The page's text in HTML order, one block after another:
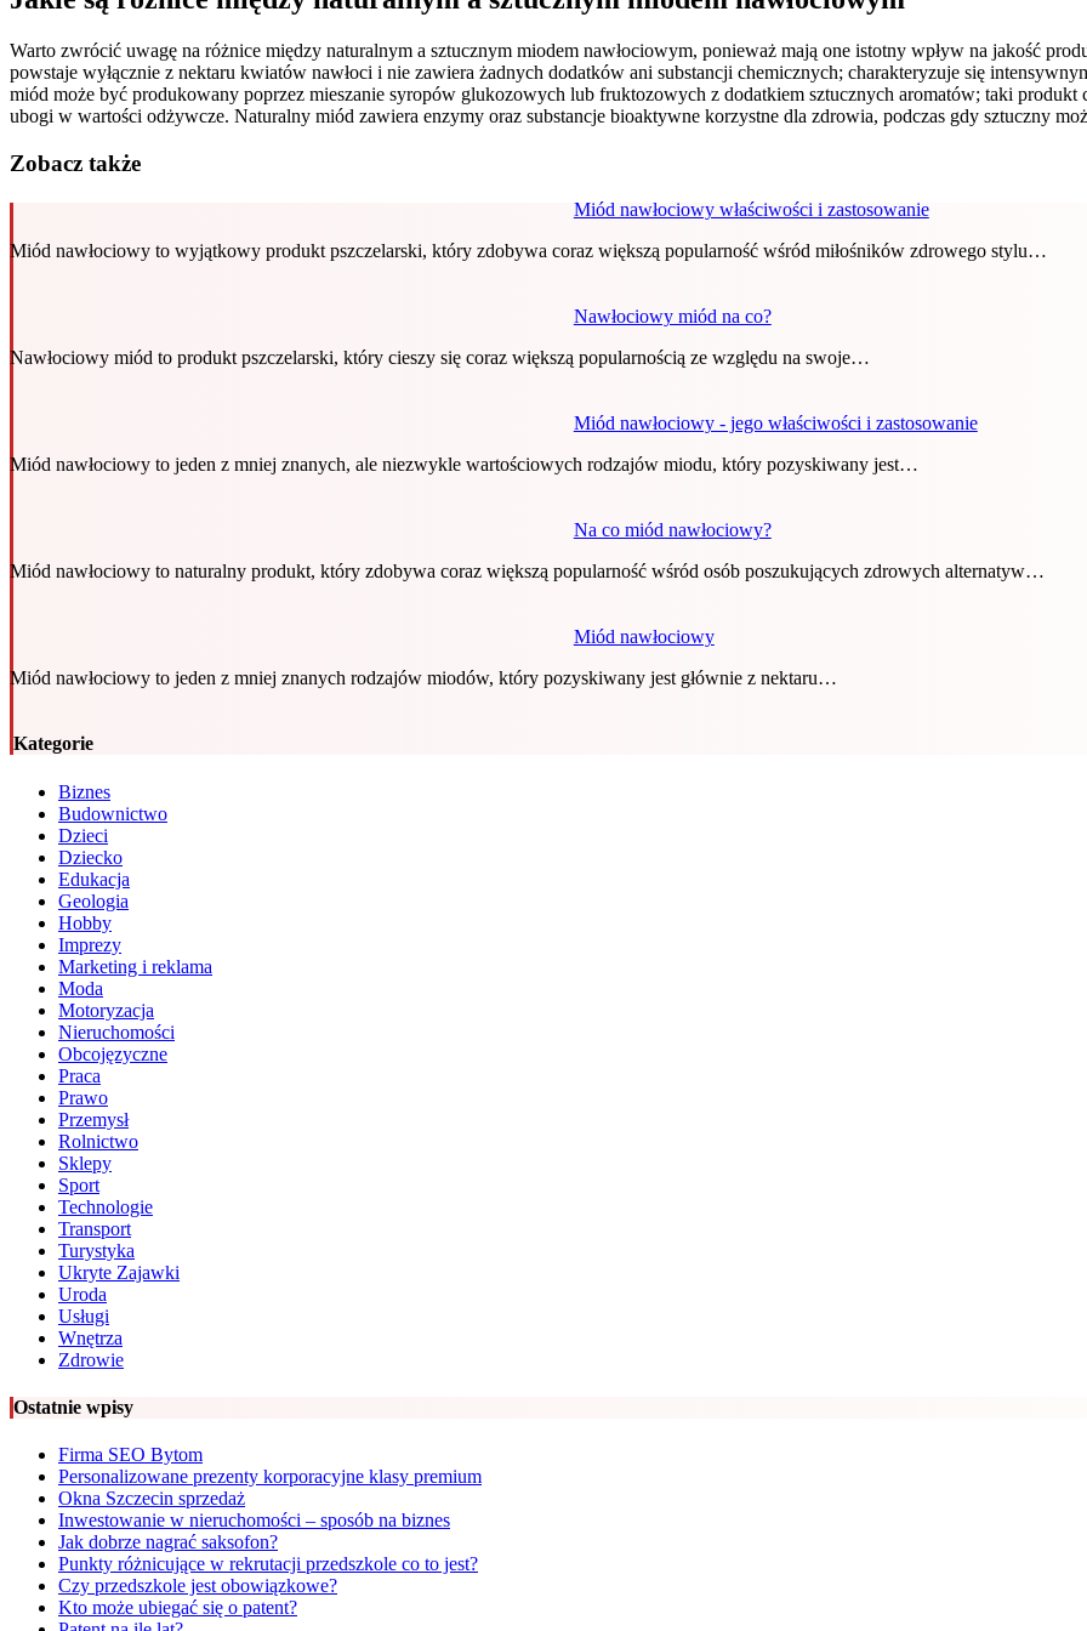
Warto zwrócić uwagę na różnice między naturalnym a sztucznym miodem nawłociowym, ponieważ mają one istotny wpływ na jakość
powstaje wyłącznie z nektaru kwiatów nawłoci i nie zawiera żadnych dodatków ani substancji chemicznych; charakteryzuje się
miód może być produkowany poprzez mieszanie syropów glukozowych lub fruktozowych z dodatkiem sztucznych aromatów; taki
ubogi w wartości odżywcze. Naturalny miód zawiera enzymy oraz substancje bioaktywne korzystne dla zdrowia, podczas gdy sztuczny
Zobacz także
Miód nawłociowy właściwości i zastosowanie
Miód nawłociowy to wyjątkowy produkt pszczelarski, który zdobywa coraz większą popularność wśród miłośników zdrowego stylu…
Nawłociowy miód na co?
Nawłociowy miód to produkt pszczelarski, który cieszy się coraz większą popularnością ze względu na swoje…
Miód nawłociowy - jego właściwości i zastosowanie
Miód nawłociowy to jeden z mniej znanych, ale niezwykle wartościowych rodzajów miodu, który pozyskiwany jest…
Na co miód nawłociowy?
Miód nawłociowy to naturalny produkt, który zdobywa coraz większą popularność wśród osób poszukujących zdrowych alternatyw…
Miód nawłociowy
Miód nawłociowy to jeden z mniej znanych rodzajów miodów, który pozyskiwany jest głównie z nektaru…
Kategorie
Biznes
Budownictwo
Dzieci
Dziecko
Edukacja
Geologia
Hobby
Imprezy
Marketing i reklama
Moda
Motoryzacja
Nieruchomości
Obcojęzyczne
Praca
Prawo
Przemysł
Rolnictwo
Sklepy
Sport
Technologie
Transport
Turystyka
Ukryte Zajawki
Uroda
Usługi
Wnętrza
Zdrowie
Ostatnie wpisy
Firma SEO Bytom
Personalizowane prezenty korporacyjne klasy premium
Okna Szczecin sprzedaż
Inwestowanie w nieruchomości – sposób na biznes
Jak dobrze nagrać saksofon?
Punkty różnicujące w rekrutacji przedszkole co to jest?
Czy przedszkole jest obowiązkowe?
Kto może ubiegać się o patent?